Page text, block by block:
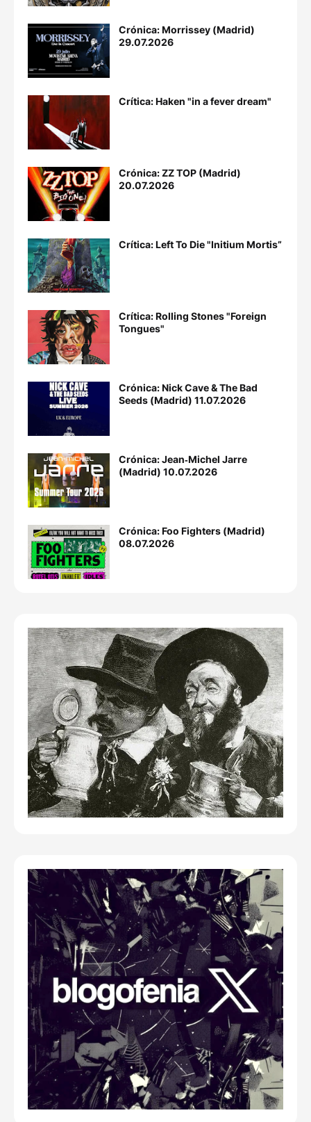
Crónica: Morrissey (Madrid)
29.07.2026
Crítica: Haken "in a fever dream"
Crónica: ZZ TOP (Madrid)
20.07.2026
Crítica: Left To Die "Initium Mortis”
Crítica: Rolling Stones "Foreign
Tongues"
Crónica: Nick Cave & The Bad
Seeds (Madrid) 11.07.2026
Crónica: Jean‐Michel Jarre
(Madrid) 10.07.2026
Crónica: Foo Fighters (Madrid)
08.07.2026